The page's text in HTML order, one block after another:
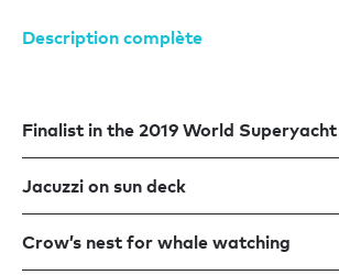
Description complète
Finalist in the 2019 World
Jacuzzi on sun deck
Crow’s nest for whale watching